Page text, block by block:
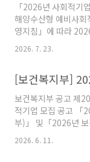
「2026년 사회적기
해양수산형 예비사
영지침」에 따라
을 다음과 같이 공고합
https://
2026. 7. 23.
보건복지부 공고 제
적기업 모집 공고 「
부)」 및「2026년
업 인증추천제도 운
회적기업 지정 계획
2026. 6. 11.